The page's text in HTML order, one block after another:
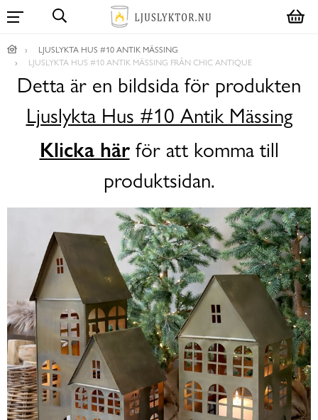
LJUSLYKTA HUS #10 ANTIK MÄSSING
LJUSLYKTA HUS #10 ANTIK MÄSSING FRÅN CHIC ANTIQUE
Detta är en bildsida för produkten
Ljuslykta Hus #10 Antik Mässing
Klicka härför att komma till
produktsidan.